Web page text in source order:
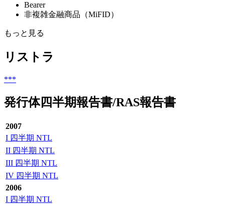
Bearer
非複雑金融商品（MiFID）
もっと見る
リストラ
***
発行体四半期報告書/RAS報告書
2007
I 四半期 NTL
II 四半期 NTL
III 四半期 NTL
IV 四半期 NTL
2006
I 四半期 NTL